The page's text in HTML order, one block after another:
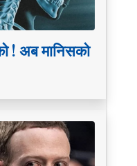
! अब मानिसको